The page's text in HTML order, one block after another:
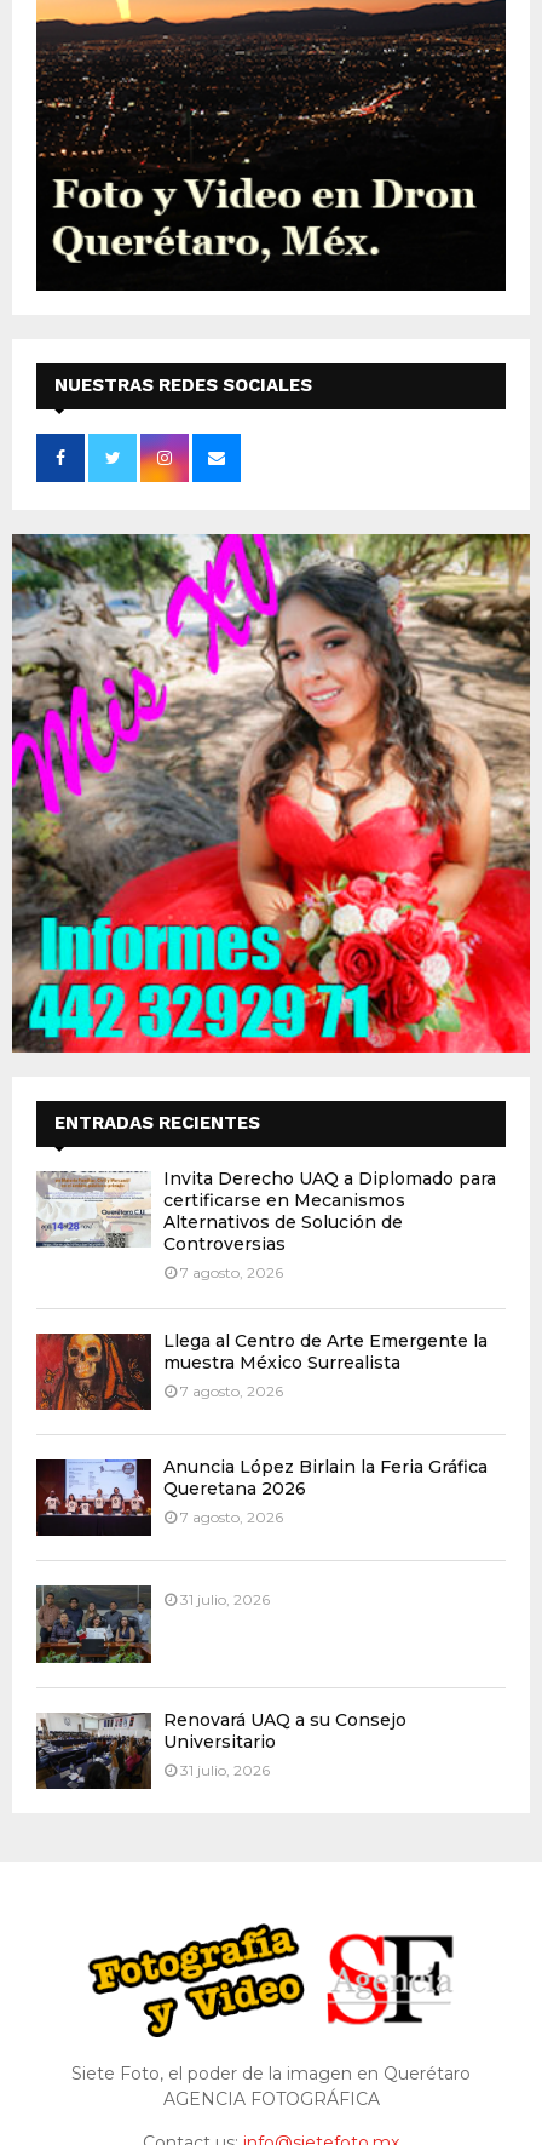
NUESTRAS REDES SOCIALES
ENTRADAS RECIENTES
Invita Derecho UAQ a Diplomado para
certificarse en Mecanismos
Alternativos de Solución de
Controversias
7 agosto, 2026
Llega al Centro de Arte Emergente la
muestra México Surrealista
7 agosto, 2026
Anuncia López Birlain la Feria Gráfica
Queretana 2026
7 agosto, 2026
31 julio, 2026
Renovará UAQ a su Consejo
Universitario
31 julio, 2026
Siete Foto, el poder de la imagen en Querétaro
AGENCIA FOTOGRÁFICA